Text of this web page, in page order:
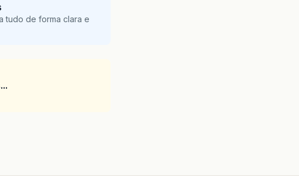
tudo de forma clara e